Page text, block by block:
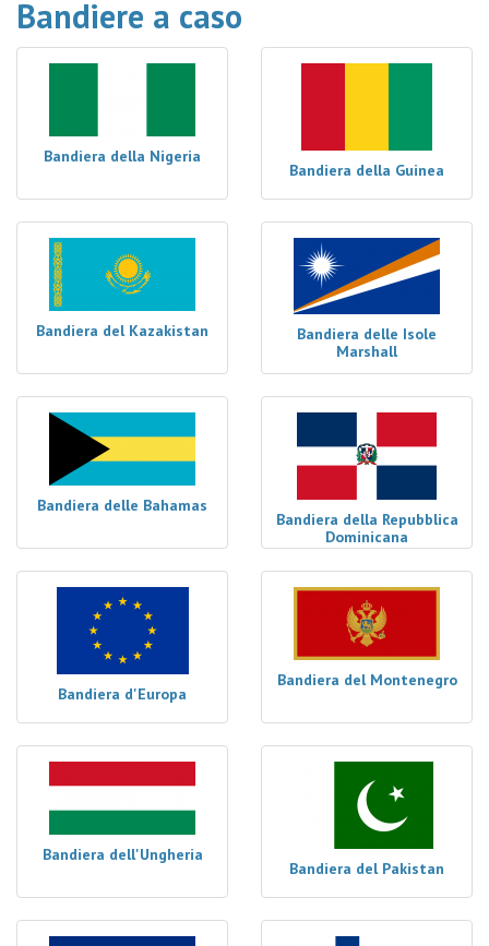
Bandiere a caso
Bandiera della Nigeria
Bandiera della Guinea
Bandiera del Kazakistan
Bandiera delle Isole
Marshall
Bandiera delle Bahamas
Bandiera della Repubblica
Dominicana
Bandiera d'Europa
Bandiera del Montenegro
Bandiera dell'Ungheria
Bandiera del Pakistan